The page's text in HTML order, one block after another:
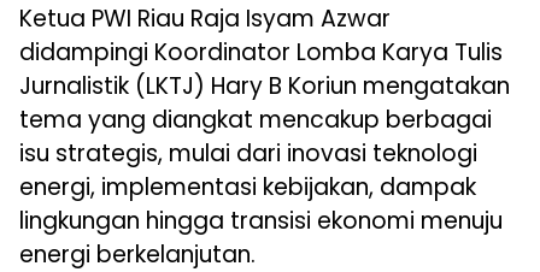
Ketua PWI Riau Raja Isyam Azwar
didampingi Koordinator Lomba Karya Tulis
Jurnalistik (LKTJ) Hary B Koriun mengatakan
tema yang diangkat mencakup berbagai
isu strategis, mulai dari inovasi teknologi
energi, implementasi kebijakan, dampak
lingkungan hingga transisi ekonomi menuju
energi berkelanjutan.